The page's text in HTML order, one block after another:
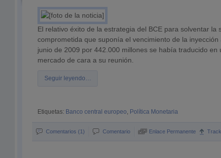
El relativo éxito de la estrategia del BCE para solventar la
comprometida que suponía el vencimiento de la
junio de 2009 por 442.000 millones se había traducido en
mercado de cara a su reunión.
Seguir leyendo…
Etiquetas: Banco central europeo, Política Monetaria
Comentarios (1) Comentario Enlace Permanente